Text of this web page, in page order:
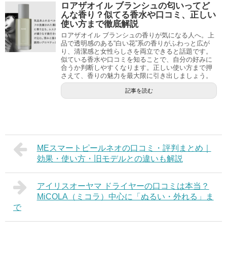
ロアザオイル ブランシュの匂いってど
んな香り？似てる香水や口コミ、正しい
使い方まで徹底解説
ロアザオイル ブランシュの香りが気になる人へ。上
品で透明感のある“白い花”系の香りがふわっと広が
り、清潔感と女性らしさを両立できると話題です。
似ている香水や口コミを知ることで、自分の好みに
合うか判断しやすくなります。正しい使い方まで押
さえて、香りの魅力を最大限に引き出しましょう。
記事を読む
MEスマートピールネオの口コミ・評判まとめ｜
効果・使い方・旧モデルとの違いも解説
アイリスオーヤマ ドライヤーの口コミは本当？
MiCOLA（ミコラ）中心に「ぬるい・外れる」ま
で